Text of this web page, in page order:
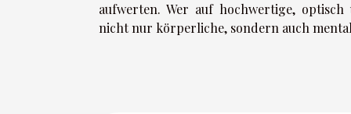
aufwerten. Wer auf hochwertige,
nicht nur körperliche, sondern auch